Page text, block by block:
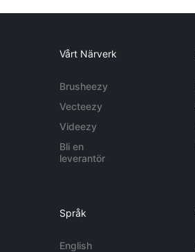
Vårt Närverk
Brusheezy
Vecteezy
Videezy
Bli en
leverantör
Språk
English